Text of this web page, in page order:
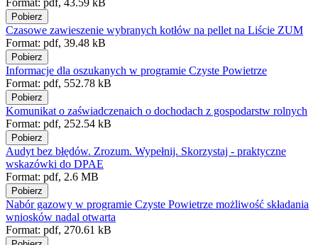
Pobierz
Czasowe zawieszenie wybranych kotłów na pellet na Liście ZUM
Format: pdf, 39.48 kB
Pobierz
Informacje dla oszukanych w programie Czyste Powietrze
Format: pdf, 552.78 kB
Pobierz
Komunikat o zaświadczenaich o dochodach z gospodarstw rolnych
Format: pdf, 252.54 kB
Pobierz
Audyt bez błędów. Zrozum. Wypełnij. Skorzystaj - praktyczne
wskazówki do DPAE
Format: pdf, 2.6 MB
Pobierz
Nabór gazowy w programie Czyste Powietrze możliwość składania
wniosków nadal otwarta
Format: pdf, 270.61 kB